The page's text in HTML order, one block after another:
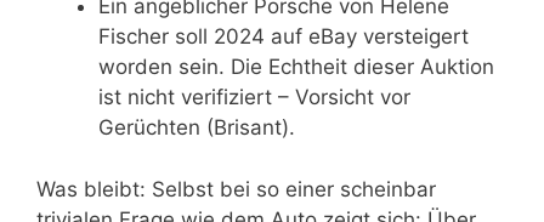
Ein angeblicher Porsche von Helene
Fischer soll 2024 auf eBay versteigert
worden sein. Die Echtheit dieser Auktion
ist nicht verifiziert – Vorsicht vor
Gerüchten (Brisant).
Was bleibt: Selbst bei so einer scheinbar